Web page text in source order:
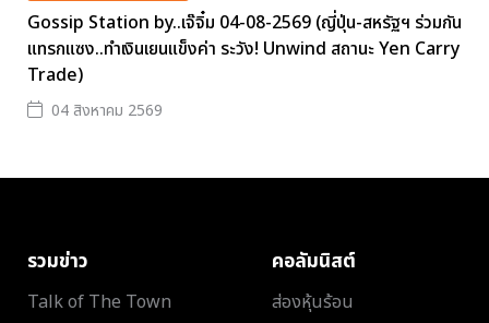
Gossip Station by..เจ๊จิ๋ม 04-08-2569 (ญี่ปุ่น-สหรัฐฯ ร่วมกัน
แทรกแซง..ทำเงินเยนแข็งค่า ระวัง! Unwind สถานะ Yen Carry
Trade)
04 สิงหาคม 2569
รวมข่าว
Talk of The Town
คอลัมนิสต์
ส่องหุ้นร้อน